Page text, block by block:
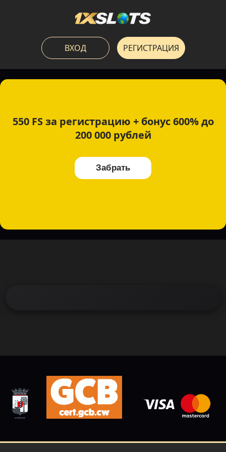
ВХОД РЕГИСТРАЦИЯ
550 FS за регистрацию + бонус 600% до
200 000 рублей
Забрать